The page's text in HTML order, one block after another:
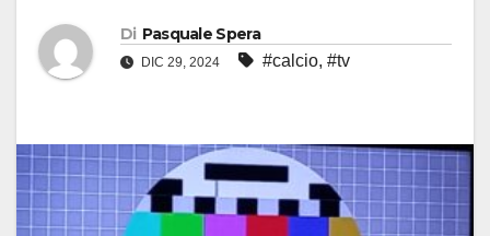
Di Pasquale Spera
DIC 29, 2024 #calcio, #tv